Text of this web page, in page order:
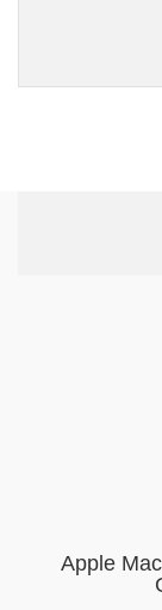
Apple